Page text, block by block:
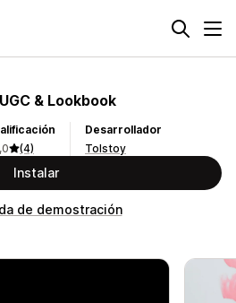
& Lookbook
(4)
Desarrollador
Tolstoy
Instalar
de demostración